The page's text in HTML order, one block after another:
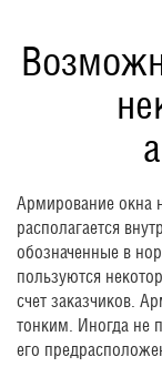
Армирование окна
располагается
обозначенные в
пользуются
счет заказчиков.
тонким. Иногда не
его